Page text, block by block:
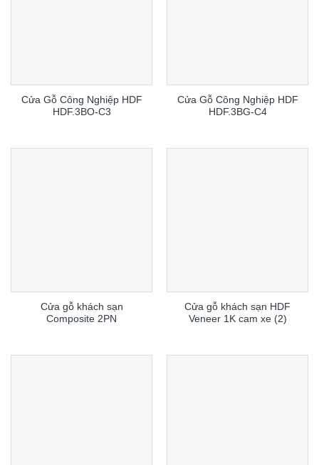
Cửa Gỗ Công Nghiệp HDF
HDF.3BO-C3
Cửa Gỗ Công Nghiệp HDF
HDF.3BG-C4
Cửa gỗ khách sạn
Composite 2PN
Cửa gỗ khách sạn HDF
Veneer 1K cam xe (2)